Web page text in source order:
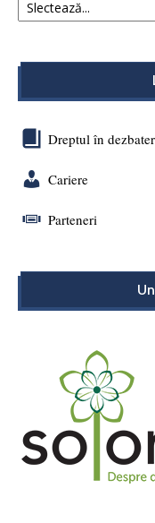
Dreptul în
Cariere
Parteneri